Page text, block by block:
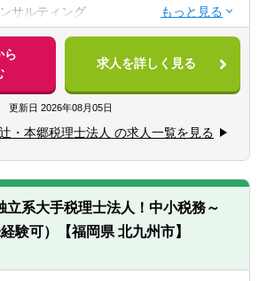
通自動車免許
める人物像】
務・会計にとどまらず、総合的な観点か
経営コンサルティングに携りたい方
験・能力をフルに発揮できる環境で働き
署異動について】
リーエージェント制度
に2回上司を通さずに直接人事へ依頼を
ことが可能です。
望が通る確率はおおよそ約60％程度で
サルティング
人全体の特色】
界トップレベルの規模でお客様に対して
ービス提供しています。
ーム連携：税理士、公認会計士、中小企
診断士など、税務・会計に関わる様々な分
のエキスパートが集結し、案件によって
互いにチームを組んで業務を進めること
ります。
範囲な取扱業務
企業をはじめ、医療法人、公益法人、社
祉法人、地方公共団体、海外法人、個人
広いお客様に対して、税務・会計サービ
提供しています。
ら
求人を詳しく見る
更新日 2026年08月05日
辻・本郷税理士法人 の求人一覧を見る
立系大手税理士法人！中小税務～
験可）【福岡県 北九州市】